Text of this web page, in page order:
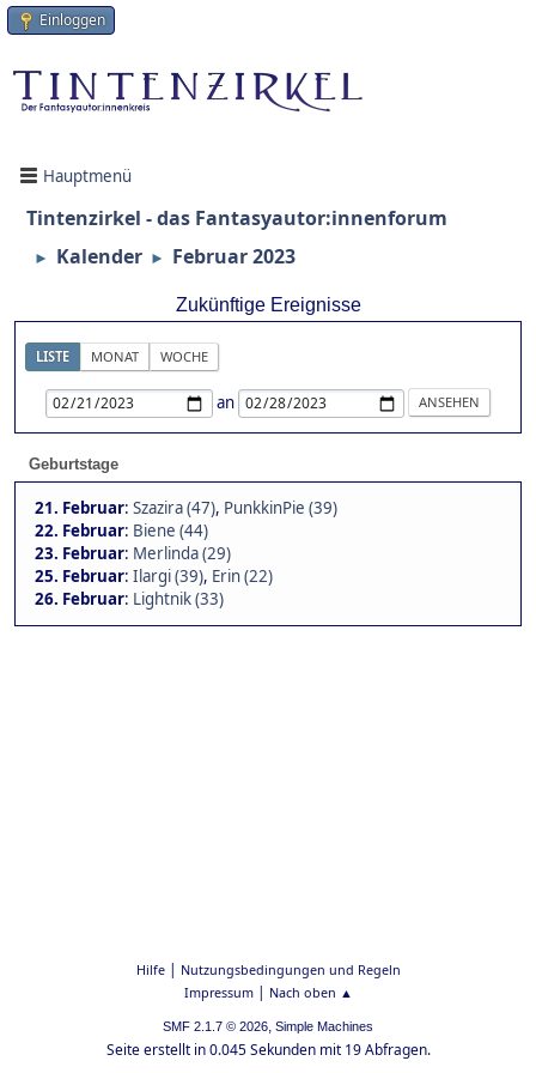
Einloggen
Hauptmenü
Tintenzirkel - das Fantasyautor:innenforum
► Kalender ► Februar 2023
Zukünftige Ereignisse
LISTE MONAT WOCHE
an
Geburtstage
21. Februar: Szazira (47), PunkkinPie (39)
22. Februar: Biene (44)
23. Februar: Merlinda (29)
25. Februar: Ilargi (39), Erin (22)
26. Februar: Lightnik (33)
Hilfe| Nutzungsbedingungen und Regeln
Impressum| Nach oben ▲
SMF 2.1.7 © 2026, Simple Machines
Seite erstellt in 0.045 Sekunden mit 19 Abfragen.